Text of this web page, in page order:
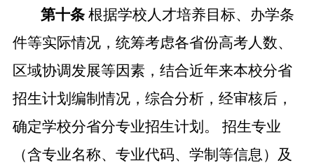
第十条 根据学校人才培养目标、办学条
件等实际情况，统筹考虑各省份高考人数、
区域协调发展等因素，结合近年来本校分省
招生计划编制情况，综合分析，经审核后，
确定学校分省分专业招生计划。
招生专业
（含专业名称、专业代码、学制等信息）及